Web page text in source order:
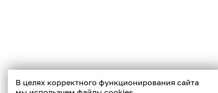
В целях корректного функционирования сайта